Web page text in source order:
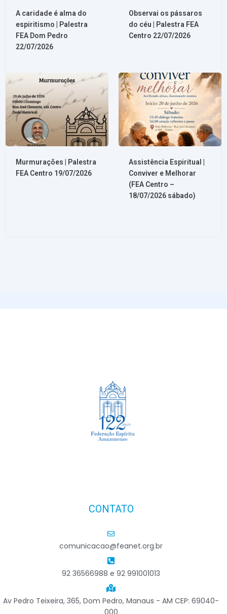
A caridade é alma do
espiritismo | Palestra
FEA Dom Pedro
22/07/2026
Observai os pássaros
do céu | Palestra FEA
Centro 22/07/2026
Murmurações | Palestra
FEA Centro 19/07/2026
Assistência Espiritual |
Conviver e Melhorar
(FEA Centro –
18/07/2026 sábado)
CONTATO
comunicacao@feanet.org.br
92 36566988 e 92 991001013
Av Pedro Teixeira, 365, Dom Pedro, Manaus - AM CEP: 69040-
000